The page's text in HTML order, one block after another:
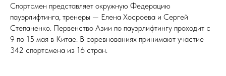
Спортсмен представляет окружную Федерацию
пауэрлифтинга, тренеры — Елена Хосроева и Сергей
Степаненко. Первенство Азии по пауэрлифтингу проходит с
9 по 15 мая в Китае. В соревнованиях принимают участие
342 спортсмена из 16 стран.